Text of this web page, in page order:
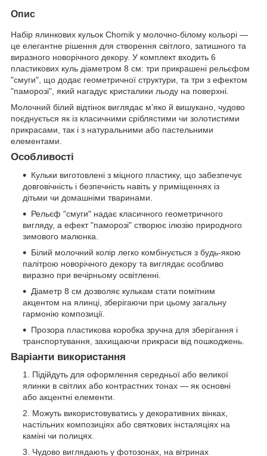
Опис
Набір ялинкових кульок Chomik у молочно-білому кольорі —
це елегантне рішення для створення світлого, затишного та
виразного новорічного декору. У комплект входить 6
пластикових куль діаметром 8 см: три прикрашені рельєфом
"смуги", що додає геометричної структури, та три з ефектом
"паморозі", який нагадує кристалики льоду на поверхні.
Молочний білий відтінок виглядає м’яко й вишукано, чудово
поєднується як із класичними сріблястими чи золотистими
прикрасами, так і з натуральними або пастельними
елементами.
Особливості
Кульки виготовлені з міцного пластику, що забезпечує
довговічність і безпечність навіть у приміщеннях із
дітьми чи домашніми тваринами.
Рельєф "смуги" надає класичного геометричного
вигляду, а ефект "паморозі" створює ілюзію природного
зимового малюнка.
Білий молочний колір легко комбінується з будь-якою
палітрою новорічного декору та виглядає особливо
виразно при вечірньому освітленні.
Діаметр 8 см дозволяє кулькам стати помітним
акцентом на ялинці, зберігаючи при цьому загальну
гармонію композиції.
Прозора пластикова коробка зручна для зберігання і
транспортування, захищаючи прикраси від пошкоджень.
Варіанти використання
Підійдуть для оформлення середньої або великої
ялинки в світлих або контрастних тонах — як основні
або акцентні елементи.
Можуть використовуватись у декоративних вінках,
настільних композиціях або святкових інсталяціях на
каміні чи полицях.
Чудово виглядають у фотозонах, на вітринах